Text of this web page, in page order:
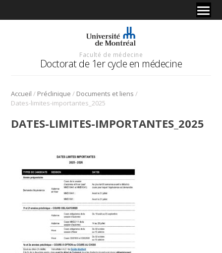
Faculté de médecine
Doctorat de 1er cycle en médecine
Accueil / Préclinique / Documents et liens /
Dates-limites-importantes_2025
DATES-LIMITES-IMPORTANTES_2025